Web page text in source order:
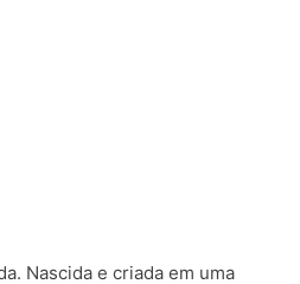
Nascida e criada em uma